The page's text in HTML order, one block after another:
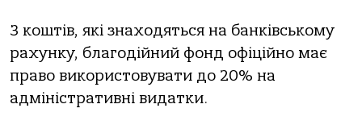
З коштів, які знаходяться на банківському
рахунку, благодійний фонд офіційно має
право використовувати до 20% на
адміністративні видатки.